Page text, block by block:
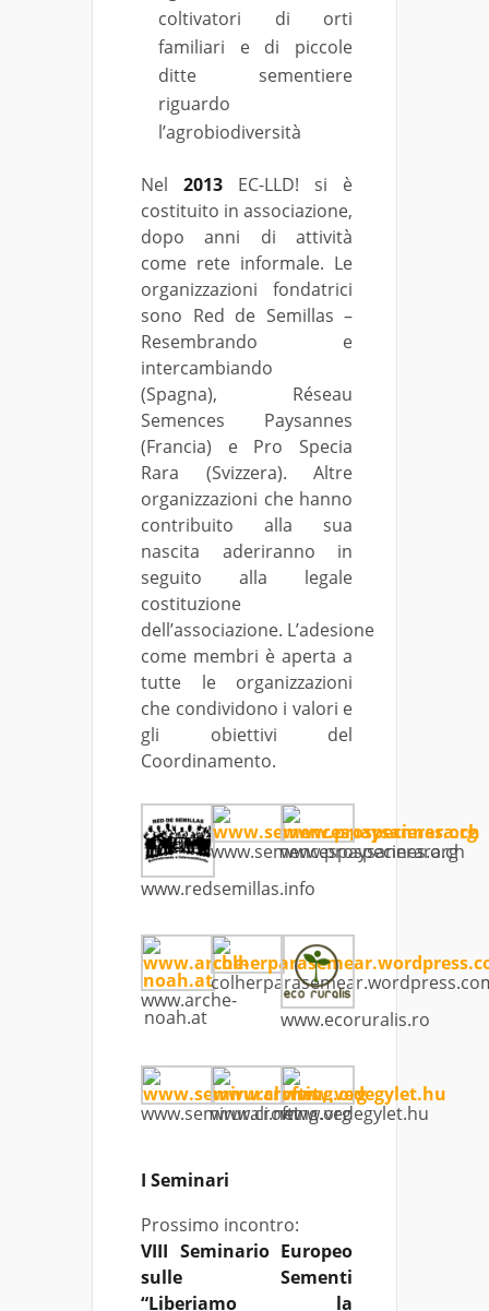
coltivatori di orti
familiari e di piccole
ditte sementiere
riguardo
l’agrobiodiversità
Nel 2013 EC-LLD! si è
costituito in associazione,
dopo anni di attività
come rete informale. Le
organizzazioni fondatrici
sono Red de Semillas –
Resembrando e
intercambiando
(Spagna), Réseau
Semences Paysannes
(Francia) e Pro Specia
Rara (Svizzera). Altre
organizzazioni che hanno
contribuito alla sua
nascita aderiranno in
seguito alla legale
costituzione
dell’associazione. L’adesione
come membri è aperta a
tutte le organizzazioni
che condividono i valori e
gli obiettivi del
Coordinamento.
www.redsemillas.info
www.semencespaysannes.org
www.prospecierara.ch
www.arche-
noah.at
www.ecoruralis.ro
www.semirurali.net
www.crofting.orgwww.vedegylet.hu
I Seminari
Prossimo incontro:
VIII Seminario Europeo
sulle Sementi
“Liberiamo la